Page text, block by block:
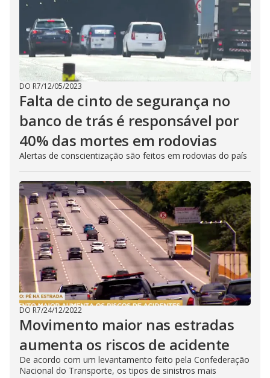
DO R7/12/05/2023
Falta de cinto de segurança no
banco de trás é responsável por
40% das mortes em rodovias
Alertas de conscientização são feitos em rodovias do país
DO R7/24/12/2022
Movimento maior nas estradas
aumenta os riscos de acidente
De acordo com um levantamento feito pela Confederação
Nacional do Transporte, os tipos de sinistros mais